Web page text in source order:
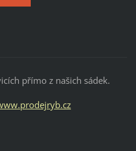
přímo z našich sádek.